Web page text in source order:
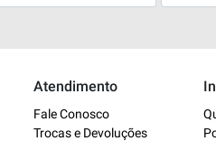
Atendimento
Fale Conosco
Trocas e Devoluções